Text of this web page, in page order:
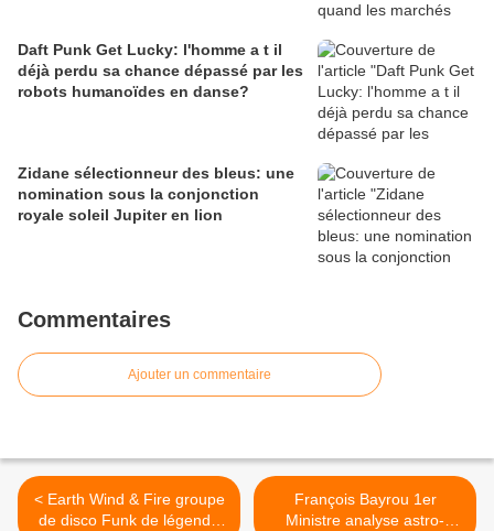
Daft Punk Get Lucky: l'homme a t il
déjà perdu sa chance dépassé par les
robots humanoïdes en danse?
Zidane sélectionneur des bleus: une
nomination sous la conjonction
royale soleil Jupiter en lion
Commentaires
Ajouter un commentaire
< Earth Wind & Fire groupe
de disco Funk de légende
François Bayrou 1er
Ministre analyse astro-